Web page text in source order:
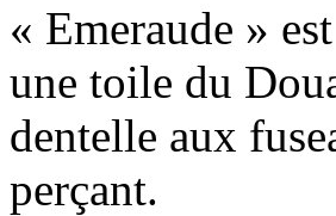
« Emeraude »
une toile du
dentelle aux
perçant.